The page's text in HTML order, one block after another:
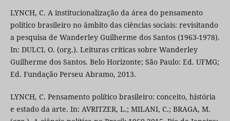
LYNCH, C. A institucionalização da área do pensamento
político brasileiro no âmbito das ciências sociais: revisitando
a pesquisa de Wanderley Guilherme dos Santos (1963-1978).
In: DULCI, O. (org.). Leituras críticas sobre Wanderley
Guilherme dos Santos. Belo Horizonte; São Paulo: Ed. UFMG;
Ed. Fundação Perseu Abramo, 2013.
LYNCH, C. Pensamento político brasileiro: conceito, história
e estado da arte. In: AVRITZER, L.; MILANI, C.; BRAGA, M.